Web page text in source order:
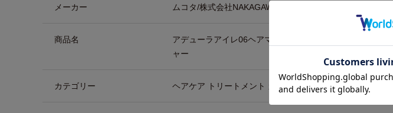
メーカー ムコタ/株式会社NAKAGAWA
商品名
アデューラアイレ06ヘアマスクトリートメントモイスチ
ャー
カテゴリー ヘアケア トリートメント カラー、ストレートスタイル